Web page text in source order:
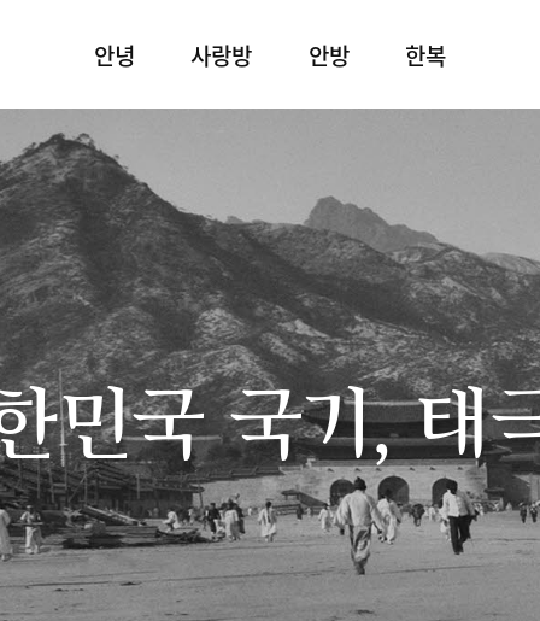
안녕 사랑방 안방 한복
민국 국기, 태